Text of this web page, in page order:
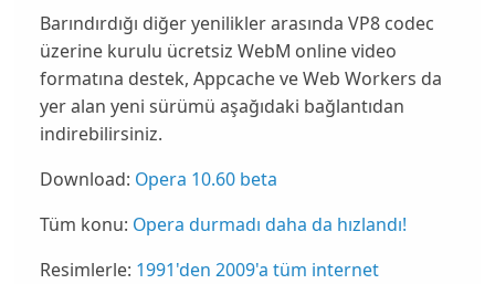
Barındırdığı diğer yenilikler arasında VP8 codec
üzerine kurulu ücretsiz WebM online video
formatına destek, Appcacheve Web Workers da
yer alan yeni sürümü aşağıdaki bağlantıdan
indirebilirsiniz.
Download: Opera 10.60 beta
Tüm konu: Opera durmadı daha da hızlandı!
Resimlerle: 1991'den 2009'a tüm internet